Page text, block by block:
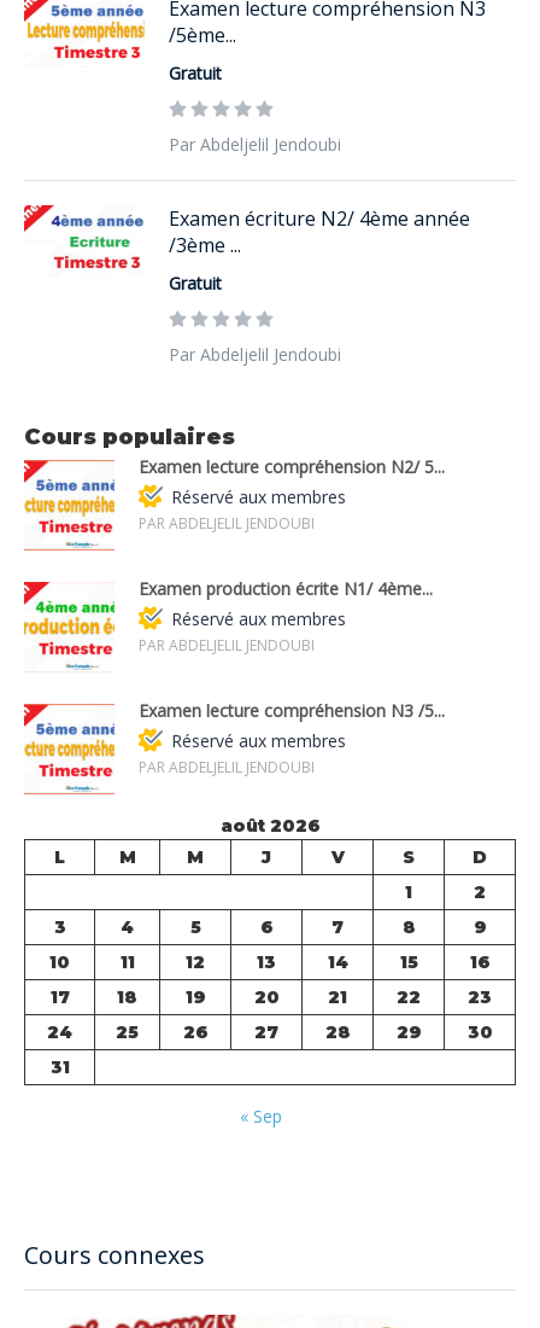
Cours connexes
Examen lecture compréhension N3
/5ème...
Gratuit
Par Abdeljelil Jendoubi
Examen écriture N2/ 4ème année
/3ème ...
Gratuit
Par Abdeljelil Jendoubi
Cours populaires
Examen lecture compréhension N2/ 5...
Réservé aux membres
PAR ABDELJELIL JENDOUBI
Examen production écrite N1/ 4ème...
Réservé aux membres
PAR ABDELJELIL JENDOUBI
Examen lecture compréhension N3 /5...
Réservé aux membres
PAR ABDELJELIL JENDOUBI
août 2026
L
M M J V S
D
1
2
3
4 5 6 7 8
9
10
11 12 13 14 15
16
17
18 19 20 21 22
23
24
25 26 27 28 29
30
31
« Sep